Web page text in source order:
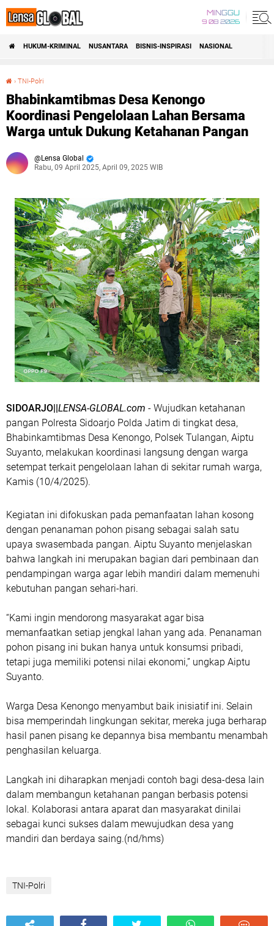
MINGGU
9 08 2026
HUKUM-KRIMINAL NUSANTARA BISNIS-INSPIRASI NASIONAL
› TNI-Polri
Bhabinkamtibmas Desa Kenongo
Koordinasi Pengelolaan Lahan Bersama
Warga untuk Dukung Ketahanan Pangan
Lensa Global
Rabu, 09 April 2025, April 09, 2025 WIB
SIDOARJO||LENSA-GLOBAL.com - Wujudkan ketahanan
pangan Polresta Sidoarjo Polda Jatim di tingkat desa,
Bhabinkamtibmas Desa Kenongo, Polsek Tulangan, Aiptu
Suyanto, melakukan koordinasi langsung dengan warga
setempat terkait pengelolaan lahan di sekitar rumah warga,
Kamis (10/4/2025).
Kegiatan ini difokuskan pada pemanfaatan lahan kosong
dengan penanaman pohon pisang sebagai salah satu
upaya swasembada pangan. Aiptu Suyanto menjelaskan
bahwa langkah ini merupakan bagian dari pembinaan dan
pendampingan warga agar lebih mandiri dalam memenuhi
kebutuhan pangan sehari-hari.
“Kami ingin mendorong masyarakat agar bisa
memanfaatkan setiap jengkal lahan yang ada. Penanaman
pohon pisang ini bukan hanya untuk konsumsi pribadi,
tetapi juga memiliki potensi nilai ekonomi,” ungkap Aiptu
Suyanto.
Warga Desa Kenongo menyambut baik inisiatif ini. Selain
bisa memperindah lingkungan sekitar, mereka juga berharap
hasil panen pisang ke depannya bisa membantu menambah
penghasilan keluarga.
Langkah ini diharapkan menjadi contoh bagi desa-desa lain
dalam membangun ketahanan pangan berbasis potensi
lokal. Kolaborasi antara aparat dan masyarakat dinilai
sebagai kunci sukses dalam mewujudkan desa yang
mandiri dan berdaya saing.(nd/hms)
TNI-Polri